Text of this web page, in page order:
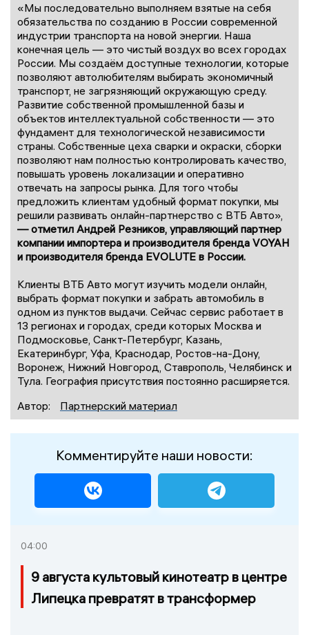
«Мы последовательно выполняем взятые на себя
обязательства по созданию в России современной
индустрии транспорта на новой энергии. Наша
конечная цель — это чистый воздух во всех городах
России. Мы создаём доступные технологии, которые
позволяют автолюбителям выбирать экономичный
транспорт, не загрязняющий окружающую среду.
Развитие собственной промышленной базы и
объектов интеллектуальной собственности — это
фундамент для технологической независимости
страны. Собственные цеха сварки и окраски, сборки
позволяют нам полностью контролировать качество,
повышать уровень локализации и оперативно
отвечать на запросы рынка. Для того чтобы
предложить клиентам удобный формат покупки, мы
решили развивать онлайн-партнерство с ВТБ Авто»,
— отметил Андрей Резников, управляющий партнер
компании импортера и производителя бренда VOYAH
и производителя бренда EVOLUTE в России.
Клиенты ВТБ Авто могут изучить модели онлайн,
выбрать формат покупки и забрать автомобиль в
одном из пунктов выдачи. Сейчас сервис работает в
13 регионах и городах, среди которых Москва и
Подмосковье, Санкт-Петербург, Казань,
Екатеринбург, Уфа, Краснодар, Ростов-на-Дону,
Воронеж, Нижний Новгород, Ставрополь, Челябинск и
Тула. География присутствия постоянно расширяется.
Автор:
Партнерский материал
Комментируйте наши новости:
04:00
9 августа культовый кинотеатр в центре
Липецка превратят в трансформер